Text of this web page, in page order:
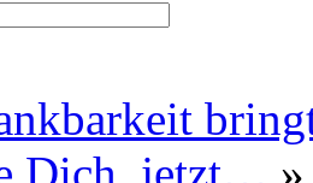
Dich, jetzt… »